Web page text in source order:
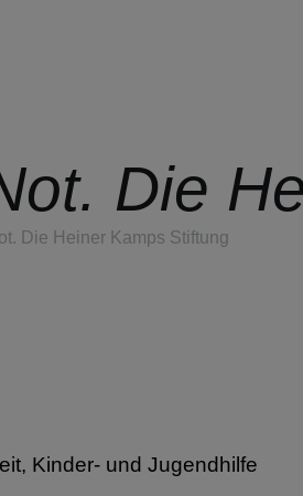
Die
Die Heiner Kamps Stiftung
Kinder- und Jugendhilfe